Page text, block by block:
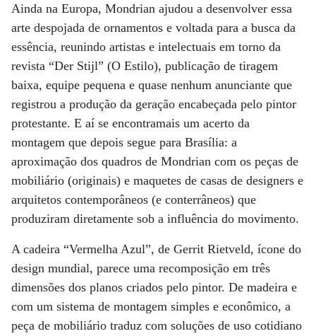
Ainda na Europa, Mondrian ajudou a desenvolver essa
arte despojada de ornamentos e voltada para a busca da
essência, reunindo artistas e intelectuais em torno da
revista “Der Stijl” (O Estilo), publicação de tiragem
baixa, equipe pequena e quase nenhum anunciante que
registrou a produção da geração encabeçada pelo pintor
protestante. E aí se encontramais um acerto da
montagem que depois segue para Brasília: a
aproximação dos quadros de Mondrian com os peças de
mobiliário (originais) e maquetes de casas de designers e
arquitetos contemporâneos (e conterrâneos) que
produziram diretamente sob a influência do movimento.
A cadeira “Vermelha Azul”, de Gerrit Rietveld, ícone do
design mundial, parece uma recomposição em três
dimensões dos planos criados pelo pintor. De madeira e
com um sistema de montagem simples e econômico, a
peça de mobiliário traduz com soluções de uso cotidiano